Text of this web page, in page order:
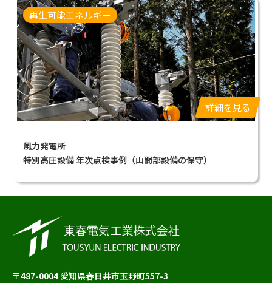
再生可能エネルギー
詳細を見る
風力発電所
特別高圧設備 年次点検事例（山間部設備の保守）
〒487-0004 愛知県春日井市玉野町557-3